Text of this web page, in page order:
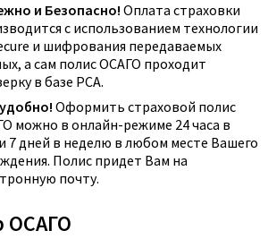
и Безопасно! Оплата страховки
с использованием технологии
и шифрования передаваемых
а сам полис ОСАГО проходит
в базе РСА.
Оформить страховой полис
можно в онлайн-режиме 24 часа в
7 дней в неделю в любом месте Вашего
Полис придет Вам на
почту.
ОСАГО